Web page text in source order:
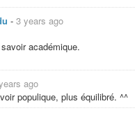
PAMacée.
#ethnobotanique
populaires en France : «
à s'insurger contre
que le peuple a pu savoir
- 3 years ago
académique.
ago
populique, plus équilibré. ^^